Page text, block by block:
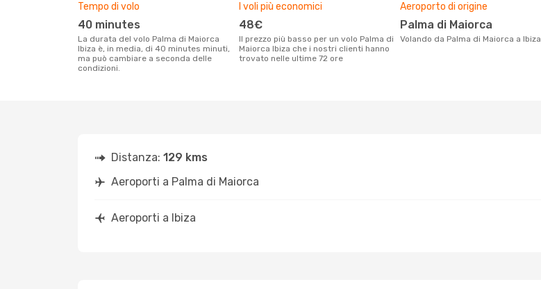
Tempo di volo
40 minutes
La durata del volo Palma di Maiorca
Ibiza è, in media, di 40 minutes minuti,
ma può cambiare a seconda delle
condizioni.
I voli più economici
48€
Il prezzo più basso per un volo Palma di
Maiorca Ibiza che i nostri clienti hanno
trovato nelle ultime 72 ore
Aeroporto di origine
Palma di Maiorca
Volando da Palma di Maiorca a Ibiza
Distanza: 129 kms
Aeroporti a Palma di Maiorca
Aeroporti a Ibiza